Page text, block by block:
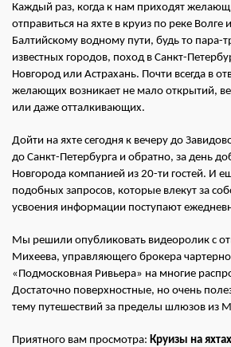
Каждый раз, когда к нам приходят
отправиться на яхте в круиз по реке Волге
Балтийскому водному пути, будь то пара-
известных городов, поход в Санкт-
Новгород или Астрахань. Почти всегда в
желающих возникает не мало открытий,
или даже отталкивающих.
Дойти на яхте сегодня к вечеру до
до Санкт-Петербурга и обратно, за день
Новгорода компанией из 20-ти гостей. И
подобных запросов, которые влекут за
усвоения информации поступают
Мы решили опубликовать видеоролик с
Михеева, управляющего брокера
«Подмосковная Ривьера» на многие
Достаточно поверхностные, но очень
тему путешествий за пределы шлюзов из
Приятного вам просмотра: Круизы на